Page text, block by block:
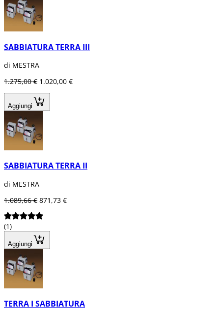
SABBIATURA TERRA III
di MESTRA
1.275,00 € 1.020,00 €
Aggiungi
SABBIATURA TERRA II
di MESTRA
1.089,66 € 871,73 €
(1)
Aggiungi
TERRA I SABBIATURA